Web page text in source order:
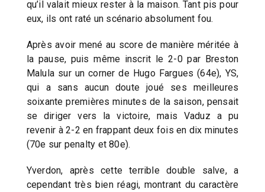
qu’il valait mieux rester à la maison. Tant pis pour
eux, ils ont raté un scénario absolument fou.
Après avoir mené au score de manière méritée à
la pause, puis même inscrit le 2-0 par Breston
Malula sur un corner de Hugo Fargues (64e), YS,
qui a sans aucun doute joué ses meilleures
soixante premières minutes de la saison, pensait
se diriger vers la victoire, mais Vaduz a pu
revenir à 2-2 en frappant deux fois en dix minutes
(70e sur penalty et 80e).
Yverdon, après cette terrible double salve, a
cependant très bien réagi, montrant du caractère